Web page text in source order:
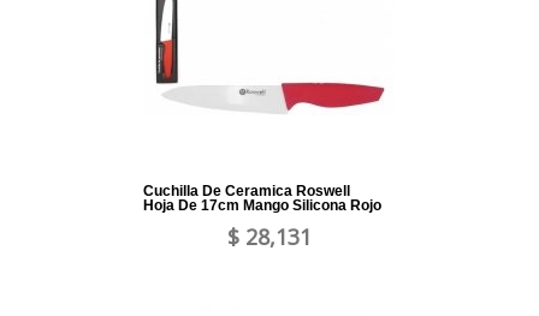
Cuchilla De Ceramica Roswell
Hoja De 17cm Mango Silicona Rojo
$ 28,131